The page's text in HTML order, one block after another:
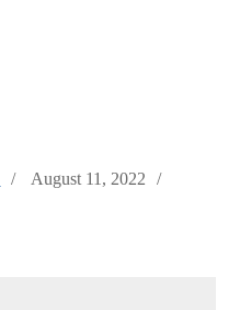
Posted
August 11, 2022